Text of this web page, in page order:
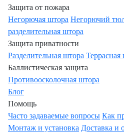
Защита от пожара
Негорючая штора Негорючий
разделительная штора
Защита приватности
Разделительная штора Террасная
Баллистическая защита
Противоосколочная штора
Блог
Помощь
Часто задаваемые вопросы Как
Монтаж и установка Доставка и